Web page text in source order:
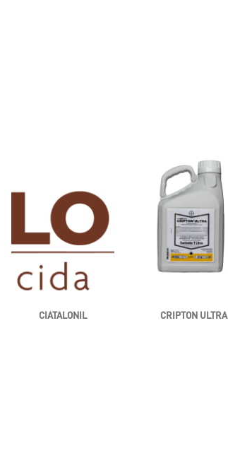
CIATALONIL CRIPTON ULTRA